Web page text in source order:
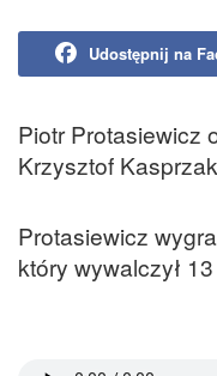
Udostępnij na
Piotr Protasiewicz
Krzysztof
Protasiewicz
który wywalczył